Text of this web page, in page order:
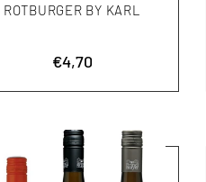
ROTBURGER BY KARL
Aktionspreis
€4,70